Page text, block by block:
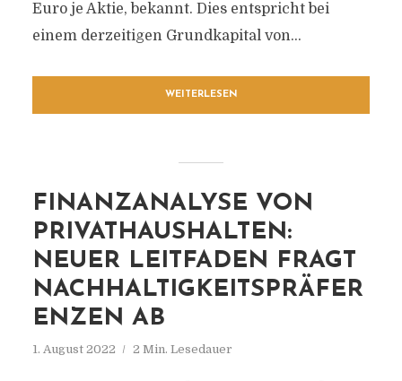
Euro je Aktie, bekannt. Dies entspricht bei
einem derzeitigen Grundkapital von...
WEITERLESEN
FINANZANALYSE VON
PRIVATHAUSHALTEN:
NEUER LEITFADEN FRAGT
NACHHALTIGKEITSPRÄFER
ENZEN AB
1. August 2022 2 Min. Lesedauer